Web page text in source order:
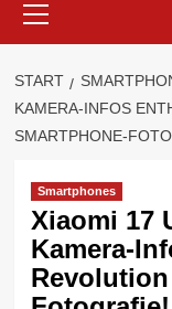
Menü
START
KAMERA-INFOS
SMARTPHONE-
Smartphones
Xiaomi 17
Kamera-